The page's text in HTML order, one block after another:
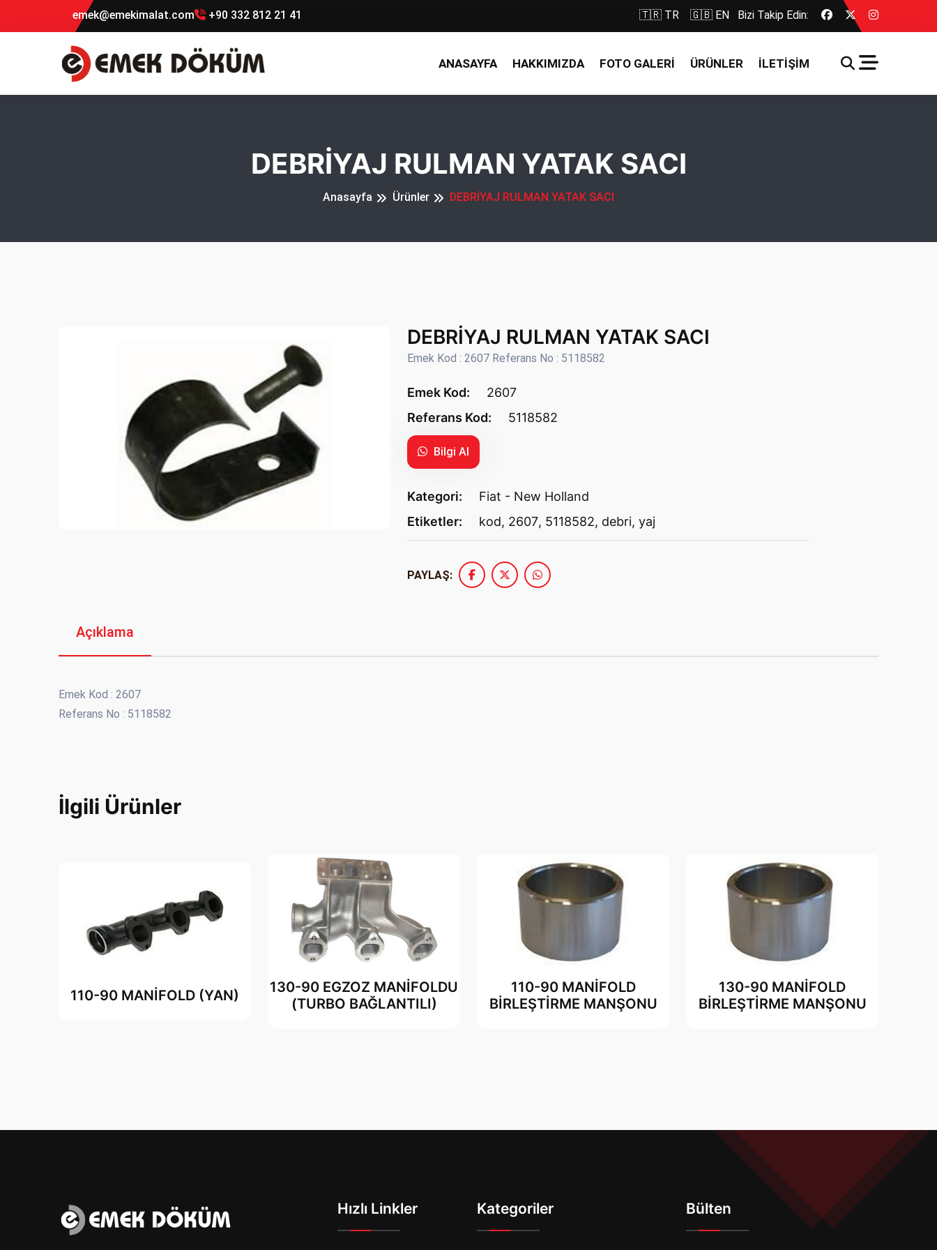
emek@emekimalat.com +90 332 812 21 41 🇹🇷 TR 🇬🇧 EN Bizi Takip Edin:
ANASAYFA HAKKIMIZDA FOTO GALERİ ÜRÜNLER İLETİŞİM
DEBRİYAJ RULMAN YATAK SACI
Anasayfa Ürünler DEBRİYAJ RULMAN YATAK SACI
DEBRİYAJ RULMAN YATAK SACI
Emek Kod : 2607 Referans No : 5118582
Emek Kod:
2607
Referans Kod:
5118582
Bilgi Al
Kategori:
Fiat - New Holland
Etiketler:
kod, 2607, 5118582, debri, yaj
PAYLAŞ:
Açıklama
Emek Kod : 2607
Referans No : 5118582
İlgili Ürünler
110-90 MANİFOLD (YAN)
130-90 EGZOZ MANİFOLDU
(TURBO BAĞLANTILI)
110-90 MANİFOLD
BİRLEŞTİRME MANŞONU
130-90 MANİFOLD
BİRLEŞTİRME MANŞONU
Hızlı Linkler Kategoriler Bülten